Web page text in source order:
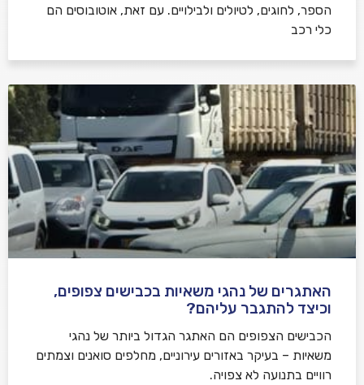
הספר, לחוגים, לטיולים ולבילויים. עם זאת, אוטובוסים הם
כלי רכב
האתגרים של נהגי משאיות בכבישים צפופים,
וכיצד להתגבר עליהם?
הכבישים הצפופים הם האתגר הגדול ביותר של נהגי
משאיות – בעיקר באזורים עירוניים, מחלפים סואנים וצמתים
רוויים בתנועה לא צפויה.